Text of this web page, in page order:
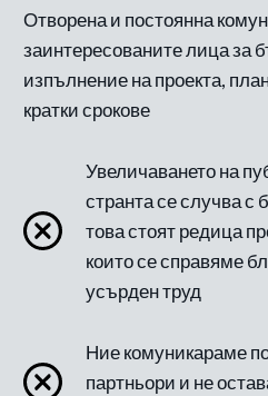
Отворена и постоянна
заинтересованите лица за
изпълнение на проекта,
кратки срокове
Увеличаването на
странта се случва с
това стоят редица
които се справяме
усърден труд
Ние комуникараме
партньори и не